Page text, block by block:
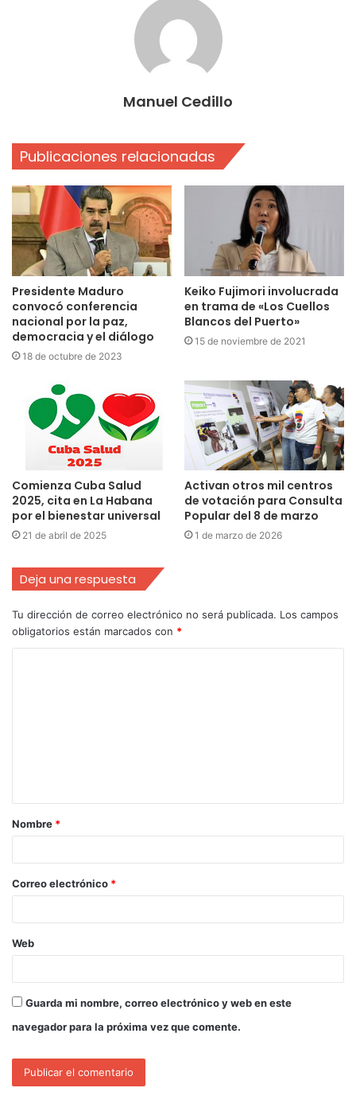
Manuel Cedillo
Publicaciones relacionadas
Presidente Maduro
convocó conferencia
nacional por la paz,
democracia y el diálogo
18 de octubre de 2023
Keiko Fujimori involucrada
en trama de «Los Cuellos
Blancos del Puerto»
15 de noviembre de 2021
Comienza Cuba Salud
2025, cita en La Habana
por el bienestar universal
21 de abril de 2025
Activan otros mil centros
de votación para Consulta
Popular del 8 de marzo
1 de marzo de 2026
Deja una respuesta
Tu dirección de correo electrónico no será publicada. Los campos
obligatorios están marcados con *
Nombre *
Correo electrónico *
Web
Guarda mi nombre, correo electrónico y web en este
navegador para la próxima vez que comente.